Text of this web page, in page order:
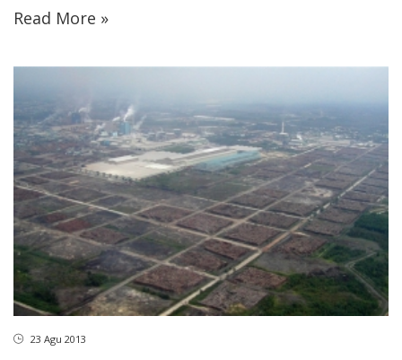
Read More »
23 Agu 2013